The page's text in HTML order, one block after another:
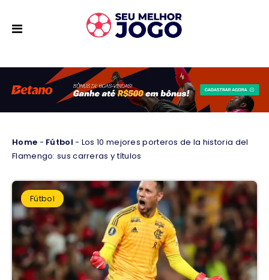
Home - Fútbol - Los 10 mejores porteros de la historia del
Flamengo: sus carreras y títulos
Fútbol